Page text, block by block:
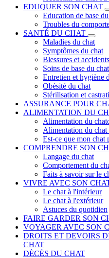
EDUQUER SON CHAT
Education de base
Troubles du
SANTÉ DU CHAT
Maladies du chat
Symptômes du chat
Blessures et
Soins de base du chat
Entretien et hygiène
Obésité du chat
Stérilisation et
ASSURANCE POUR
ALIMENTATION DU
Alimentation du
Alimentation du chat
Est-ce que mon chat
COMPRENDRE SON
Langage du chat
Comportement du
Faits à savoir sur le
VIVRE AVEC SON
Le chat à l'intérieur
Le chat à l'extérieur
Astuces du quotidien
FAIRE GARDER SON
VOYAGER AVEC SON
DROITS ET DEVOIRS
CHAT
DÉCÈS DU CHAT